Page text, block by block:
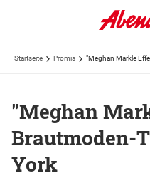
Startseite Promis "Meghan Markle
"Meghan
Brautmoden-
York